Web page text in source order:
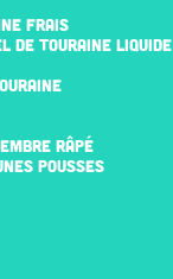
FRAIS
DE TOURAINE LIQUIDE
RÂPÉ
POUSSES